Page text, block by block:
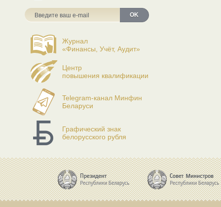
OK
Журнал
«Финансы, Учёт, Аудит»
Центр
повышения квалификации
Telegram-канал Минфин
Беларуси
Графический знак
белорусского рубля